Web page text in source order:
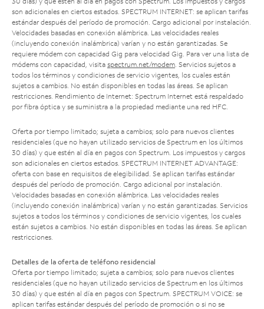
son adicionales en ciertos estados. SPECTRUM INTERNET: se aplican tarifas
estándar después del período de promoción. Cargo adicional por instalación.
Velocidades basadas en conexión alámbrica. Las velocidades reales
(incluyendo conexión inalámbrica) varían y no están garantizadas. Se
requiere módem con capacidad Gig para velocidad Gig. Para ver una lista de
módems con capacidad, visita spectrum.net/modem . Servicios sujetos a
todos los términos y condiciones de servicio vigentes, los cuales están
sujetos a cambios. No están disponibles en todas las áreas. Se aplican
restricciones. Rendimiento de Internet: Spectrum Internet está respaldado
por fibra óptica y se suministra a la propiedad mediante una red HFC.
Oferta por tiempo limitado; sujeta a cambios; solo para nuevos clientes
residenciales (que no hayan utilizado servicios de Spectrum en los últimos
30 días) y que estén al día en pagos con Spectrum. Los impuestos y cargos
son adicionales en ciertos estados. SPECTRUM INTERNET ADVANTAGE:
oferta con base en requisitos de elegibilidad. Se aplican tarifas estándar
después del período de promoción. Cargo adicional por instalación.
Velocidades basadas en conexión alámbrica. Las velocidades reales
(incluyendo conexión inalámbrica) varían y no están garantizadas. Servicios
sujetos a todos los términos y condiciones de servicio vigentes, los cuales
están sujetos a cambios. No están disponibles en todas las áreas. Se aplican
restricciones.
Detalles de la oferta de teléfono residencial
Oferta por tiempo limitado; sujeta a cambios; solo para nuevos clientes
residenciales (que no hayan utilizado servicios de Spectrum en los últimos
30 días) y que estén al día en pagos con Spectrum. SPECTRUM VOICE: se
aplican tarifas estándar después del período de promoción o si no se